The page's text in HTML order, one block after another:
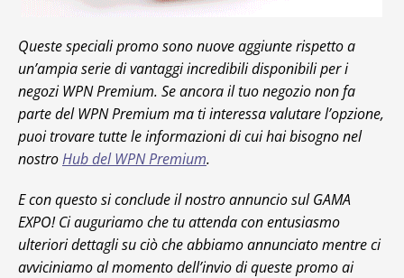
Queste speciali promo sono nuove aggiunte rispetto a
un’ampia serie di vantaggi incredibili disponibili per i
negozi WPN Premium. Se ancora il tuo negozio non fa
parte del WPN Premium ma ti interessa valutare l’opzione,
puoi trovare tutte le informazioni di cui hai bisogno nel
nostroHub del WPN Premium.
E con questo si conclude il nostro annuncio sul GAMA
EXPO! Ci auguriamo che tu attenda con entusiasmo
ulteriori dettagli su ciò che abbiamo annunciato mentre ci
avviciniamo al momento dell’invio di queste promo ai